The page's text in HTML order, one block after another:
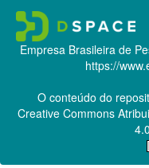
Empresa Brasileira de
https://
O conteúdo do
Creative Commons